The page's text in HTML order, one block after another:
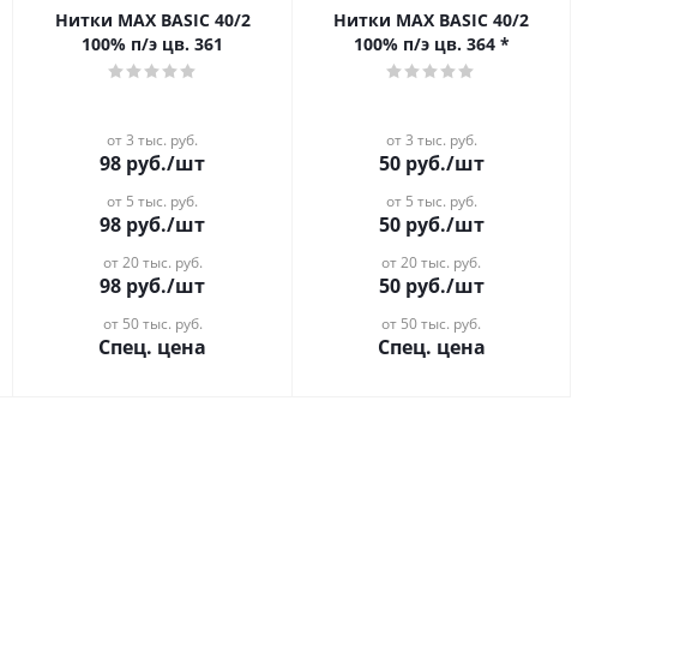
Нитки MAX BASIC 40/2
100% п/э цв. 361
от 3 тыс. руб.
98 руб./шт
от 5 тыс. руб.
98 руб./шт
от 20 тыс. руб.
98 руб./шт
от 50 тыс. руб.
Спец. цена
Нитки MAX BASIC 40/2
100% п/э цв. 364 *
от 3 тыс. руб.
50руб./шт
от 5 тыс. руб.
50руб./шт
от 20 тыс. руб.
50руб./шт
от 50 тыс. руб.
Спец. цена